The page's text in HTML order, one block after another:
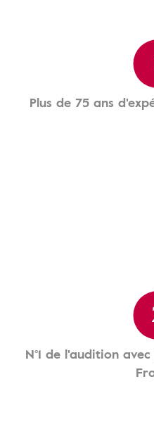
Plus de 75 ans
N°1 de l'audition